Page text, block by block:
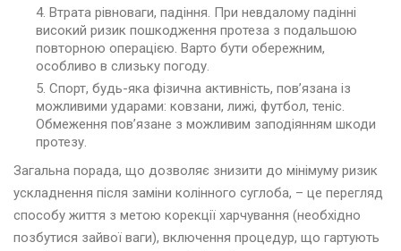
Втрата рівноваги, падіння. При невдалому падінні
високий ризик пошкодження протеза з подальшою
повторною операцією. Варто бути обережним,
особливо в слизьку погоду.
Спорт, будь-яка фізична активність, пов’язана із
можливими ударами: ковзани, лижі, футбол, теніс.
Обмеження пов’язане з можливим заподіянням шкоди
протезу.
Загальна порада, що дозволяє знизити до мінімуму ризик
ускладнення після заміни колінного суглоба, – це перегляд
способу життя з метою корекції харчування (необхідно
позбутися зайвої ваги), включення процедур, що гартують